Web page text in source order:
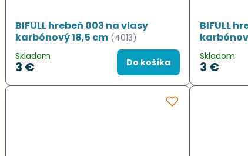
BIFULL hrebeň 003 na vlasy
karbónový 18,5 cm (4013)
Skladom
3 € Do košíka
BIFULL
Skladom
3 €